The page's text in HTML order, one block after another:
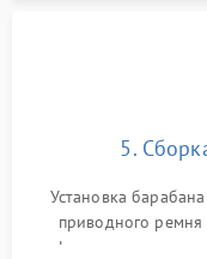
5.
Установка
приводного ремня
фиксация всех